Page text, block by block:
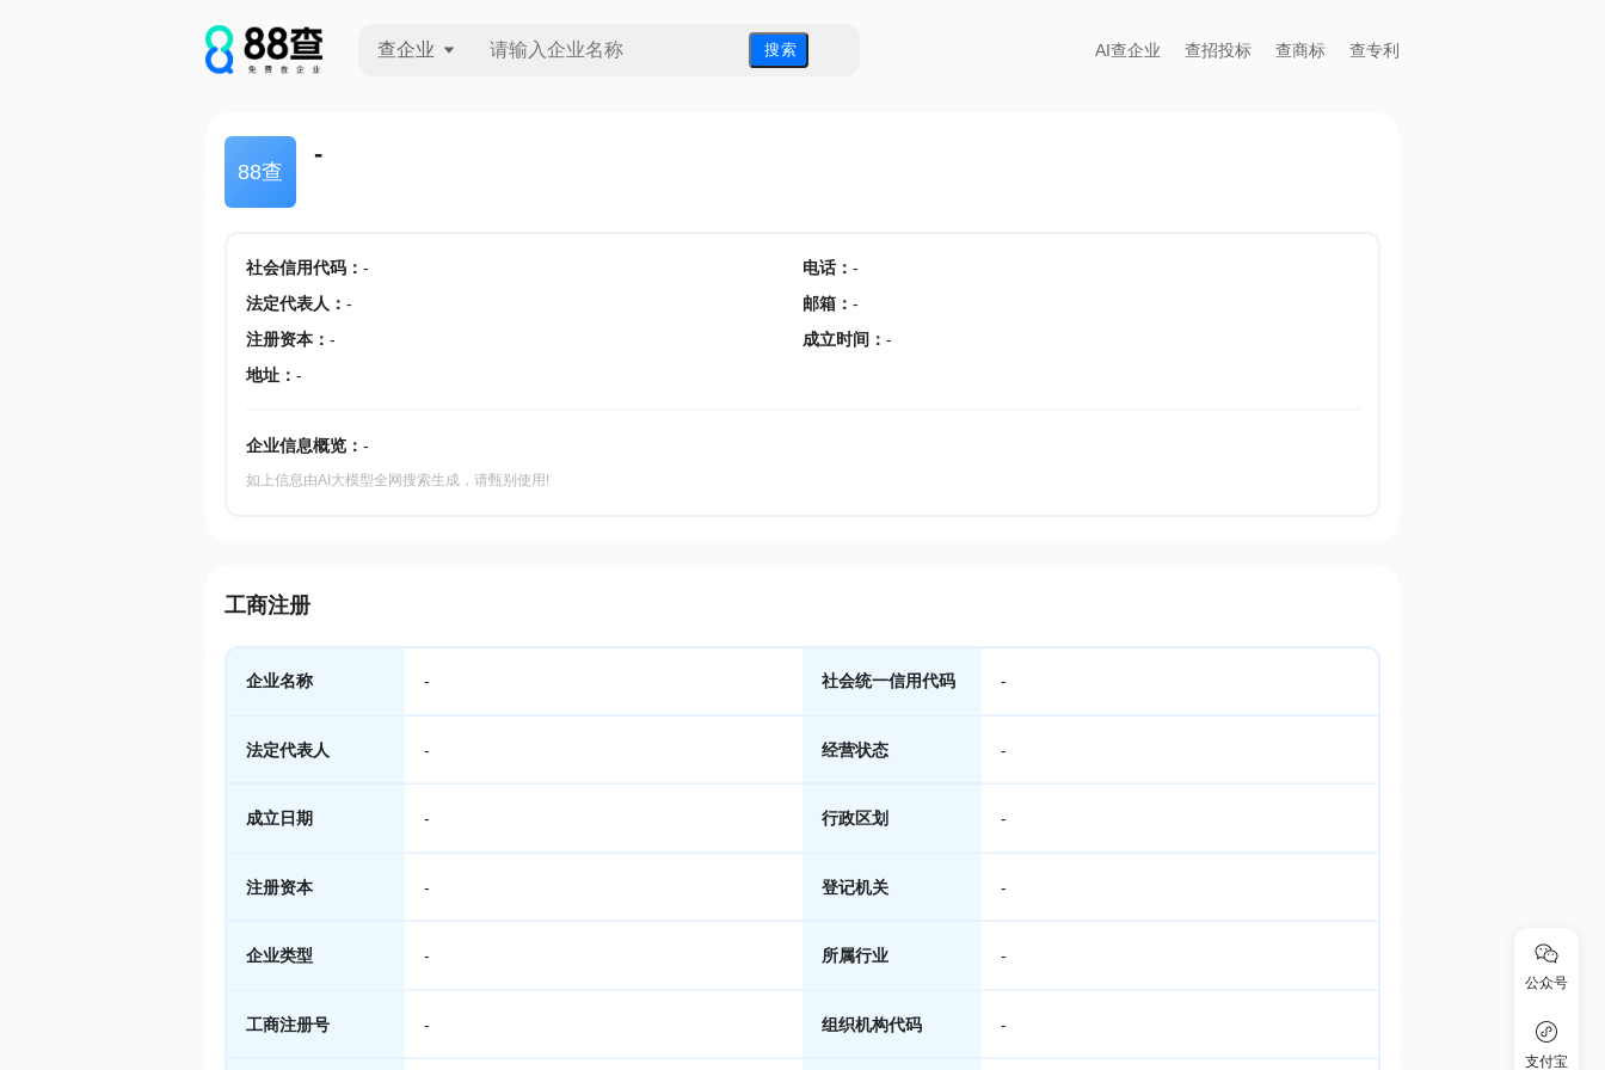
查企业 搜 索 AI查企业 查招投标 查商标 查专利
88查
-
社会信用代码： - 电话： -
法定代表人 ： - 邮箱 ： -
注册资本： - 成立时间 ： -
地址： -
企业信息概览： -
如上信息由AI大模型全网搜索生成，请甄别使用!
工商注册
企业名称 - 社会统一信用代码 -
法定代表人 - 经营状态 -
成立日期 - 行政区划 -
注册资本 - 登记机关 -
企业类型 - 所属行业 -
工商注册号 - 组织机构代码 -
公众号
支付宝